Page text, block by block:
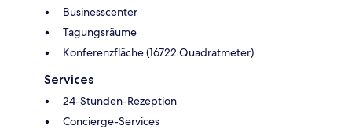
Businesscenter
Tagungsräume
Konferenzfläche (16722 Quadratmeter)
Services
24-Stunden-Rezeption
Concierge-Services